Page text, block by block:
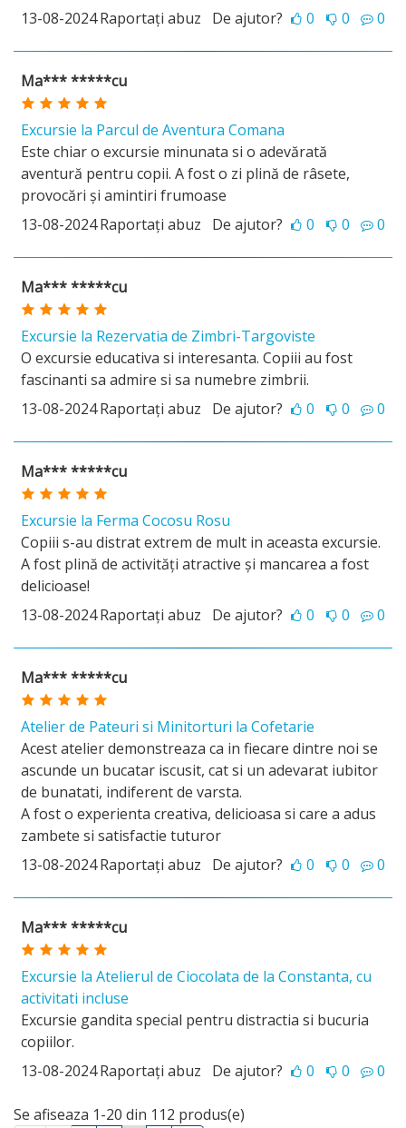
13-08-2024Raportați abuz De ajutor? 0 0 0
Ma*** *****cu
Excursie la Parcul de Aventura Comana
Este chiar o excursie minunata si o adevărată
aventură pentru copii. A fost o zi plină de râsete,
provocări și amintiri frumoase
13-08-2024Raportați abuz De ajutor? 0 0 0
Ma*** *****cu
Excursie la Rezervatia de Zimbri-Targoviste
O excursie educativa si interesanta. Copiii au fost
fascinanti sa admire si sa numebre zimbrii.
13-08-2024Raportați abuz De ajutor? 0 0 0
Ma*** *****cu
Excursie la Ferma Cocosu Rosu
Copiii s-au distrat extrem de mult in aceasta excursie.
A fost plină de activități atractive și mancarea a fost
delicioase!
13-08-2024Raportați abuz De ajutor? 0 0 0
Ma*** *****cu
Atelier de Pateuri si Minitorturi la Cofetarie
Acest atelier demonstreaza ca in fiecare dintre noi se
ascunde un bucatar iscusit, cat si un adevarat iubitor
de bunatati, indiferent de varsta.
A fost o experienta creativa, delicioasa si care a adus
zambete si satisfactie tuturor
13-08-2024Raportați abuz De ajutor? 0 0 0
Ma*** *****cu
Excursie la Atelierul de Ciocolata de la Constanta, cu
activitati incluse
Excursie gandita special pentru distractia si bucuria
copiilor.
13-08-2024Raportați abuz De ajutor? 0 0 0
Se afiseaza 1-20 din 112 produs(e)